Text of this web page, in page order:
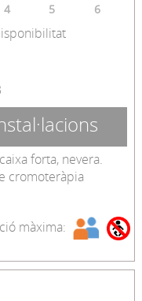
4 5 6
forta, nevera.
cromoteràpia
màxima: